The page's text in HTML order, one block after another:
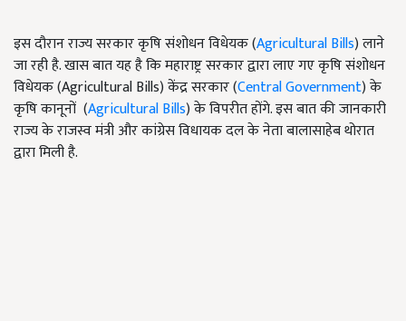
इस दौरान राज्य सरकार कृषि संशोधन विधेयक (Agricultural Bills) लाने
जा रही है. खास बात यह है कि महाराष्ट्र सरकार द्वारा लाए गए कृषि संशोधन
विधेयक (Agricultural Bills) केंद्र सरकार (Central Government) के
कृषि कानूनों (Agricultural Bills) के विपरीत होंगे. इस बात की जानकारी
राज्य के राजस्व मंत्री और कांग्रेस विधायक दल के नेता बालासाहेब थोरात
द्वारा मिली है.